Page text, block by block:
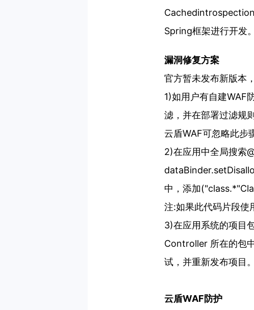
Spring框架进行开发。
漏洞修复方案
官方暂未发布新版本
1)如用户有自建WAF
滤，并在部署过滤规
云盾WAF可忽略此
2)在应用中全局搜索
中，添加
注:如果此代码片段
3)在应用系统的项目
Controller 所在的包
试，并重新发布项目。
云盾WAF防护